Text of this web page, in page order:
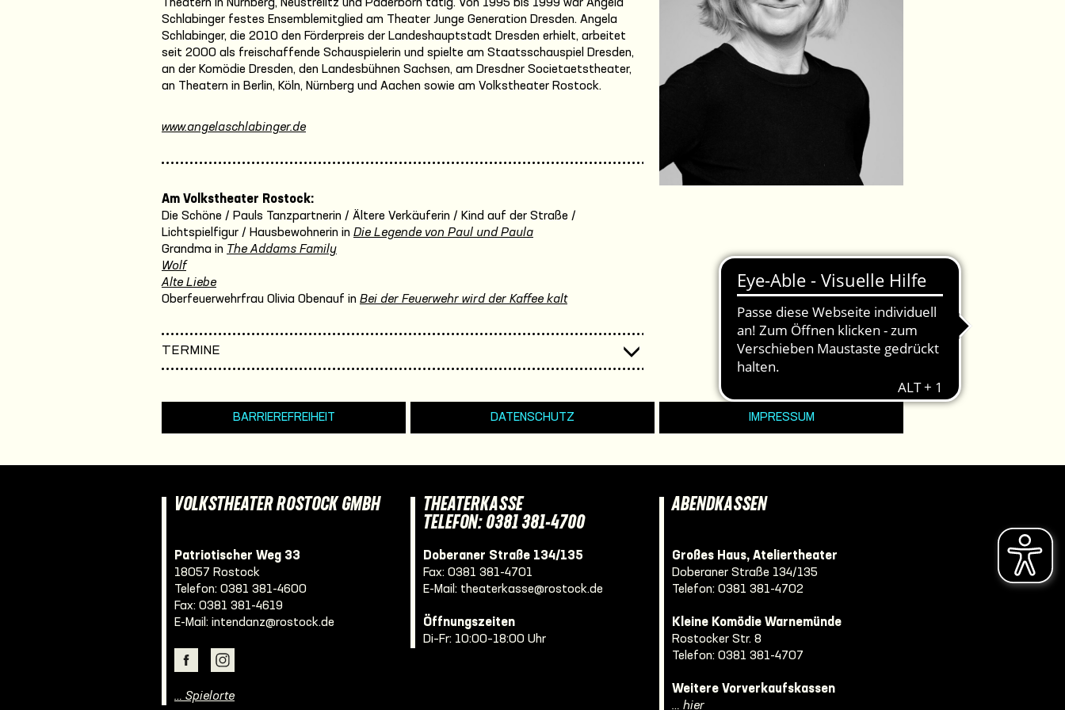
Theatern in Nürnberg, Neustrelitz und Paderborn tätig. Von 1995 bis 1999 war Angela
Schlabinger festes Ensemblemitglied am Theater Junge Generation Dresden. Angela
Schlabinger, die 2010 den Förderpreis der Landeshauptstadt Dresden erhielt, arbeitet
seit 2000 als freischaffende Schauspielerin und spielte am Staatsschauspiel Dresden,
an der Komödie Dresden, den Landesbühnen Sachsen, am Dresdner Societaetstheater,
an Theatern in Berlin, Köln, Nürnberg und Aachen sowie am Volkstheater Rostock.
www.angelaschlabinger.de
Am Volkstheater Rostock:
Die Schöne / Pauls Tanzpartnerin / Ältere Verkäuferin / Kind auf der Straße /
Lichtspielfigur / Hausbewohnerin in Die Legende von Paul und Paula
Grandma in The Addams Family
Wolf
Alte Liebe
Oberfeuerwehrfrau Olivia Obenauf in Bei der Feuerwehr wird der Kaffee kalt
TERMINE
BARRIEREFREIHEIT DATENSCHUTZ IMPRESSUM
VOLKSTHEATER ROSTOCK GMBH
Patriotischer Weg 33
18057 Rostock
Telefon: 0381 381-4600
Fax: 0381 381-4619
E-Mail: intendanz@rostock.de
… Spielorte
THEATERKASSE
TELEFON: 0381 381-4700
Doberaner Straße 134/135
Fax: 0381 381-4701
E-Mail: theaterkasse@rostock.de
Öffnungszeiten
Di–Fr: 10:00–18:00 Uhr
ABENDKASSEN
Großes Haus, Ateliertheater
Doberaner Straße 134/135
Telefon: 0381 381-4702
Kleine Komödie Warnemünde
Rostocker Str. 8
Telefon: 0381 381-4707
Weitere Vorverkaufskassen
… hier